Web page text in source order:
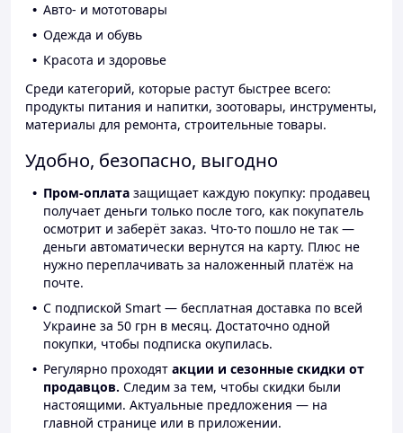
Авто- и мототовары
Одежда и обувь
Красота и здоровье
Среди категорий, которые растут быстрее всего:
продукты питания и напитки, зоотовары, инструменты,
материалы для ремонта, строительные товары.
Удобно, безопасно, выгодно
Пром-оплата защищает каждую покупку: продавец
получает деньги только после того, как покупатель
осмотрит и заберёт заказ. Что-то пошло не так —
деньги автоматически вернутся на карту. Плюс не
нужно переплачивать за наложенный платёж на
почте.
С подпиской Smart — бесплатная доставка по всей
Украине за 50 грн в месяц. Достаточно одной
покупки, чтобы подписка окупилась.
Регулярно проходят акции и сезонные скидки от
продавцов. Следим за тем, чтобы скидки были
настоящими. Актуальные предложения — на
главной странице или в приложении.